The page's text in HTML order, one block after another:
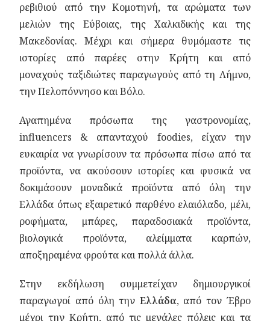
ρεβιθιού από την Κομοτηνή, τα αρώματα των
μελιών της Εύβοιας, της Χαλκιδικής και της
Μακεδονίας. Μέχρι και σήμερα θυμόμαστε τις
ιστορίες από παρέες στην Κρήτη και από
μοναχούς ταξιδιώτες παραγωγούς από τη Λήμνο,
την Πελοπόννησο και Βόλο.
Αγαπημένα πρόσωπα της γαστρονομίας,
influencers & απανταχού foodies, είχαν την
ευκαιρία να γνωρίσουν τα πρόσωπα πίσω από τα
προϊόντα, να ακούσουν ιστορίες και φυσικά να
δοκιμάσουν μοναδικά προϊόντα από όλη την
Ελλάδα όπως εξαιρετικό παρθένο ελαιόλαδο, μέλι,
ροφήματα, μπάρες, παραδοσιακά προϊόντα,
βιολογικά προϊόντα, αλείμματα καρπών,
αποξηραμένα φρούτα και πολλά άλλα.
Στην εκδήλωση συμμετείχαν δημιουργικοί
παραγωγοί από όλη την Ελλάδα, από τον Έβρο
μέχρι την Κρήτη, από τις μεγάλες πόλεις και τα